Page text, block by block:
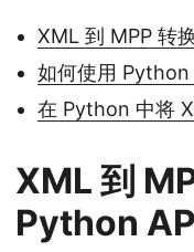
XML 到 MPP 转
如何使用 Python
在 Python 中将
XML 到
Python